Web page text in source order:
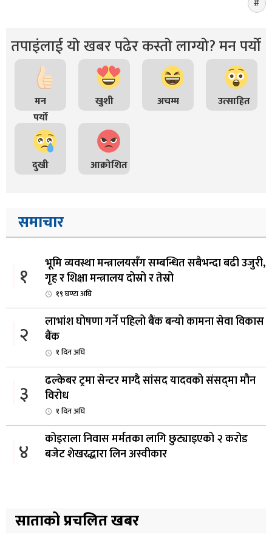
तपाइंलाई यो खबर पढेर कस्तो लाग्यो? मन पर्यो
मन
पर्यो
खुशी अचम्म उत्साहित
दुखी आक्रोशित
समाचार
१
भूमि व्यवस्था मन्त्रालयसँग सम्बन्धित सबैभन्दा बढी उजुरी,
गृह र शिक्षा मन्त्रालय दोस्रो र तेस्रो
१९ घण्टा अघि
२
लाभांश घोषणा गर्ने पहिलो बैंक बन्यो कामना सेवा विकास
बैंक
१ दिन अघि
३
ढल्केबर ट्रमा सेन्टर माग्दै सांसद यादवको संसद्‌मा मौन
विरोध
१ दिन अघि
४
कोइराला निवास मर्मतका लागि छुट्याइएको २ करोड
बजेट शेखरद्धारा लिन अस्वीकार
५
ठक्कर दिँदा किशोरको मृत्यु
१ दिन अघि
साताको प्रचलित खबर